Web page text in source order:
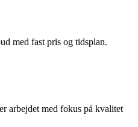
med fast pris og tidsplan.
arbejdet med fokus på kvalitet